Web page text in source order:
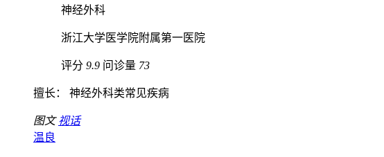
神经外科
浙江大学医学院附属第一医院
评分 9.9 问诊量 73
擅长： 神经外科类常见疾病
图文 视话
温良